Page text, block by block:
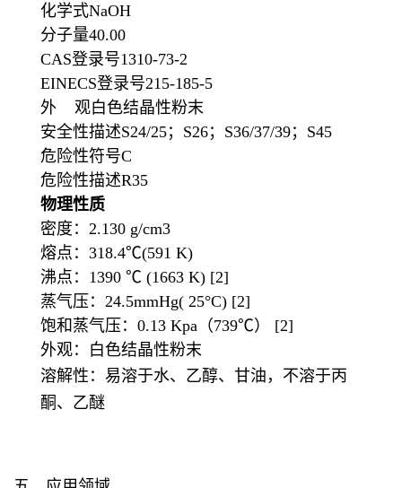
化学式NaOH
分子量40.00
CAS登录号1310-73-2
EINECS登录号215-185-5
外 观白色结晶性粉末
安全性描述S24/25；S26；S36/37/39；S45
危险性符号C
危险性描述R35
物理性质
密度：2.130 g/cm3
熔点：318.4℃(591 K)
沸点：1390 ℃ (1663 K) [2]
蒸气压：24.5mmHg( 25°C) [2]
饱和蒸气压：0.13 Kpa（739℃） [2]
外观：白色结晶性粉末
溶解性：易溶于水、乙醇、甘油，不溶于丙
酮、乙醚